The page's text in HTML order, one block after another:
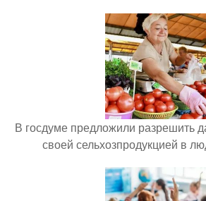
В госдуме предложили разрешить
своей сельхозпродукцией в